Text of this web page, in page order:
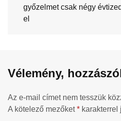
győzelmet csak négy
el
Vélemény,
Az e-mail címet nem tesszük
A kötelező mezőket* karakterrel